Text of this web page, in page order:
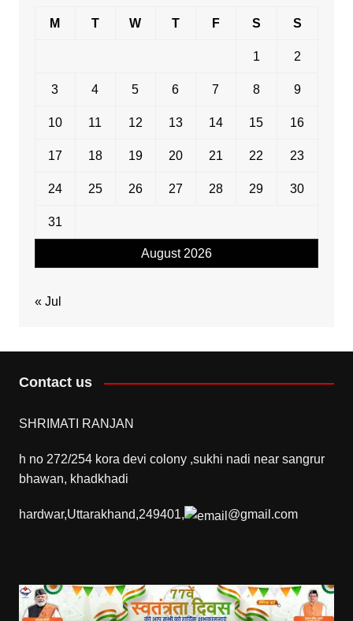
August 2026
M T W T F S S
1 2
3 4 5 6 7 8 9
10 11 12 13 14 15 16
17 18 19 20 21 22 23
24 25 26 27 28 29 30
31
« Jul
Contact us
SHRIMATI RANJAN
h no 272/254 kora devi colony ,sukhi nadi near sangrur
bhawan, khadkhadi
hardwar,Uttarakhand,249401, @gmail.com